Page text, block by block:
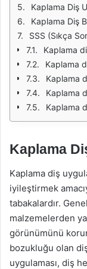
Kaplama Diş
Kaplama Diş
SSS (Sıkça
Kaplama
Kaplama
Kaplama
Kaplama
Kaplama
Kaplama
Kaplama diş
iyileştirmek
tabakalardır.
malzemelerden
görünümünü
bozukluğu olan
uygulaması, diş